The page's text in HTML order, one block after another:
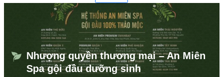
Nhượng quyền thương mại – An Miên
Spa gội đầu dưỡng sinh